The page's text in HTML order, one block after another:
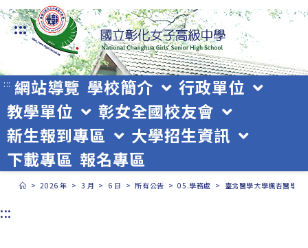
跳
轉
至
主
要
內
容
:::
::: 網站導覽 學校簡介
行政單位
教學單位
彰女全國校友會
新生報到專區
大學招生資訊
下載專區 報名專區
> 2026 年 > 3 月 > 6 日 > 所有公告 > 05.學務處 > 臺北醫學大學楓杏醫學
:::